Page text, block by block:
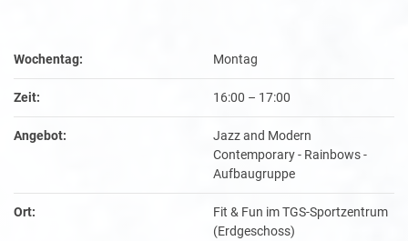
Wochentag: Montag
Zeit: 16:00 – 17:00
Angebot:
Jazz and Modern
Contemporary - Rainbows -
Aufbaugruppe
Ort:
Fit & Fun im TGS-Sportzentrum
(Erdgeschoss)